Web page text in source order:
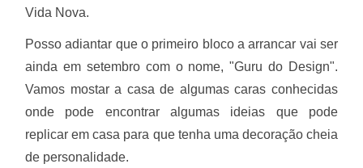
Vida Nova.
Posso adiantar que o primeiro bloco a arrancar vai ser
ainda em setembro com o nome, "Guru do Design".
Vamos mostar a casa de algumas caras conhecidas
onde pode encontrar algumas ideias que pode
replicar em casa para que tenha uma decoração cheia
de personalidade.